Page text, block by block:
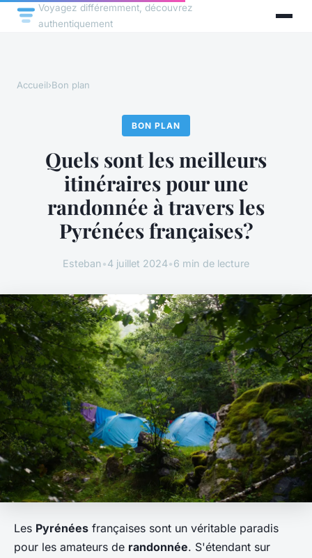
Voyagez différemment, découvrez
authentiquement
Accueil›Bon plan
BON PLAN
Quels sont les meilleurs
itinéraires pour une
randonnée à travers les
Pyrénées françaises?
Esteban•4 juillet 2024•6 min de lecture
Les Pyrénées françaises sont un véritable paradis
pour les amateurs de randonnée. S'étendant sur